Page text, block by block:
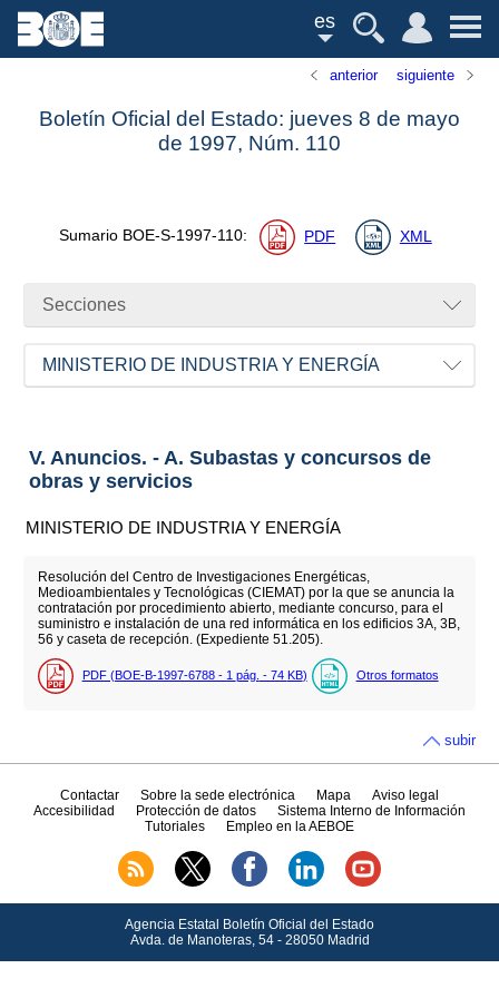
es
anterior siguiente
Boletín Oficial del Estado: jueves 8 de mayo
de 1997, Núm. 110
Sumario BOE-S-1997-110: PDF XML
Secciones
MINISTERIO DE INDUSTRIA Y ENERGÍA
V. Anuncios. - A. Subastas y concursos de
obras y servicios
MINISTERIO DE INDUSTRIA Y ENERGÍA
Resolución del Centro de Investigaciones Energéticas,
Medioambientales y Tecnológicas (CIEMAT) por la que se anuncia la
contratación por procedimiento abierto, mediante concurso, para el
suministro e instalación de una red informática en los edificios 3A, 3B,
56 y caseta de recepción. (Expediente 51.205).
PDF (BOE-B-1997-6788 - 1 pág. - 74 KB) Otros formatos
subir
Contactar Sobre la sede electrónica Mapa
Aviso legal
Accesibilidad
Protección de datos
Sistema Interno de Información
Tutoriales
Empleo en la AEBOE
Agencia Estatal Boletín Oficial del Estado
Avda. de Manoteras, 54 - 28050 Madrid